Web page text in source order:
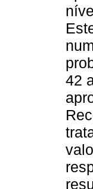
42